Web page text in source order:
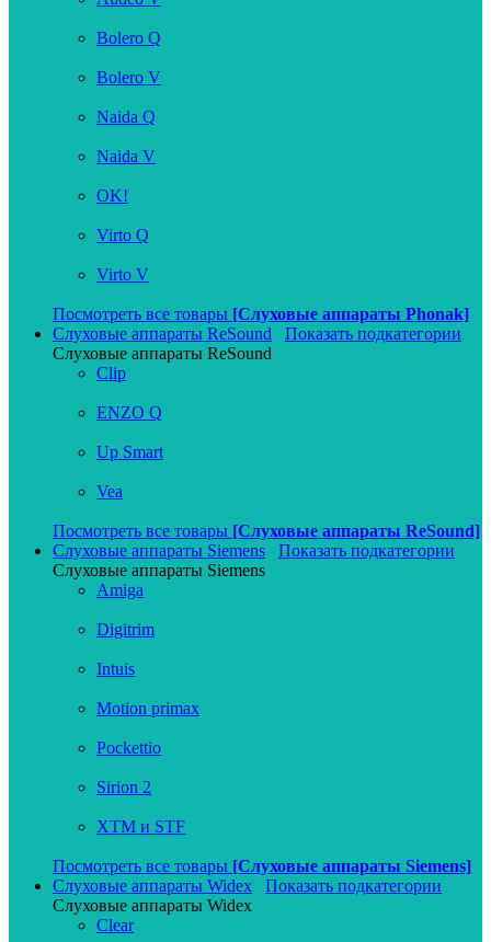
Bolero Q
Bolero V
Naida Q
Naida V
OK!
Virto Q
Virto V
Посмотреть все товары [Слуховые аппараты Phonak]
Слуховые аппараты ReSound
Показать подкатегории
Слуховые аппараты ReSound
Clip
ENZO Q
Up Smart
Vea
Посмотреть все товары [Слуховые аппараты ReSound]
Слуховые аппараты Siemens
Показать подкатегории
Слуховые аппараты Siemens
Amiga
Digitrim
Intuis
Motion primax
Pockettio
Sirion 2
XTM и STF
Посмотреть все товары [Слуховые аппараты Siemens]
Слуховые аппараты Widex
Показать подкатегории
Слуховые аппараты Widex
Clear